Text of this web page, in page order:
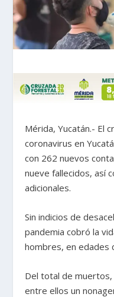
Mérida, Yucatán.- El
coronavirus en
con 262 nuevos
nueve fallecidos, así
adicionales.
Sin indicios de
pandemia cobró la
hombres, en edades
Del total de
entre ellos un